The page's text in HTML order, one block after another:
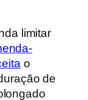
limitar
o
de